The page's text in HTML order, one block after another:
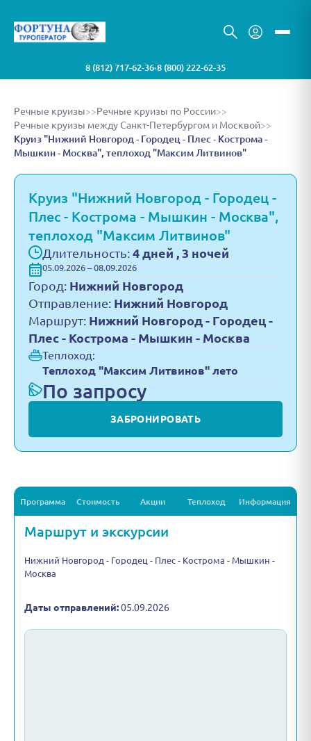
8 (812) 717-62-36•8 (800) 222-62-35
Речные круизы>>Речные круизы по России>>
Речные круизы между Санкт-Петербургом и Москвой>>
Круиз "Нижний Новгород - Городец - Плес - Кострома -
Мышкин - Москва", теплоход "Максим Литвинов"
Круиз "Нижний Новгород - Городец -
Плес - Кострома - Мышкин - Москва",
теплоход "Максим Литвинов"
Длительность: 4 дней , 3 ночей
05.09.2026 – 08.09.2026
Город: Нижний Новгород
Отправление: Нижний Новгород
Маршрут: Нижний Новгород - Городец -
Плес - Кострома - Мышкин - Москва
Теплоход:
Теплоход "Максим Литвинов" лето
По запросу
ЗАБРОНИРОВАТЬ
Программа Стоимость Акции Теплоход Информация
Маршрут и экскурсии
Нижний Новгород - Городец - Плес - Кострома - Мышкин -
Москва
Даты отправлений:05.09.2026